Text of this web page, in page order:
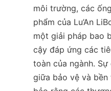
môi trường, các
phẩm của Lu’An
một giải pháp bao
cậy đáp ứng các
toàn của ngành. Sự
giữa bảo vệ và bền